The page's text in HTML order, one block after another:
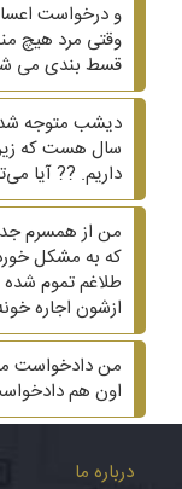
و درخواست
وقتی مرد هیچ
قسط بندی می
سال هست که
داریم. ?? آیا
که به مشکل
طلاغم تموم شده
ازشون اجاره
من دادخواست
اون هم
درباره ما